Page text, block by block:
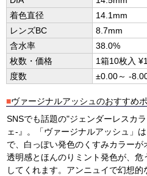
着色直径
14.1mm
レンズBC
8.7mm
含水率
38.0%
枚数・価格
1箱10枚入
度数
±0.00～ -
■ヴァージナルアッシュのおすすめ
SNSでも話題の"ジェンダーレスカ
ェ-』。「ヴァージナルアッシュ」
で、白っぽい発色のくすみカラー
透明感とほんのりミント発色が、
してくれます。アンニュイで幻想